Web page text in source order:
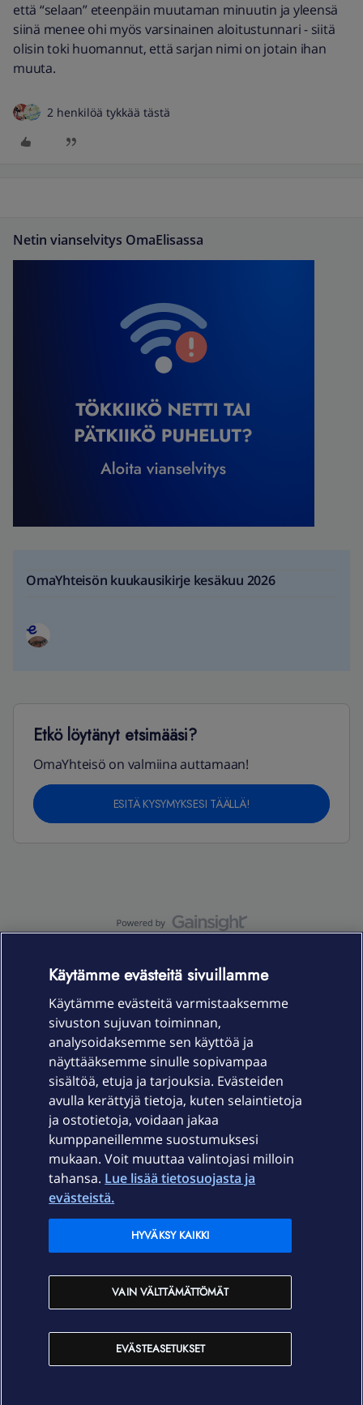
että “selaan” eteenpäin muutaman minuutin ja yleensä
siinä menee ohi myös varsinainen aloitustunnari - siitä
olisin toki huomannut, että sarjan nimi on jotain ihan
muuta.
2 henkilöä tykkää tästä
Netin vianselvitys OmaElisassa
OmaYhteisön kuukausikirje kesäkuu 2026
Etkö löytänyt etsimääsi?
OmaYhteisö on valmiina auttamaan!
ESITÄ KYSYMYKSESI TÄÄLLÄ!
Laitteet & liittymät
Palvelut
Ajankohtaista
Elisa Oyj
In English
Käytämme evästeitä sivuillamme
Käytämme evästeitä varmistaaksemme
sivuston sujuvan toiminnan,
analysoidaksemme sen käyttöä ja
näyttääksemme sinulle sopivampaa
sisältöä, etuja ja tarjouksia. Evästeiden
avulla kerättyjä tietoja, kuten selaintietoja
ja ostotietoja, voidaan jakaa
kumppaneillemme suostumuksesi
mukaan. Voit muuttaa valintojasi milloin
tahansa. Lue lisää tietosuojasta ja
evästeistä.
EVÄSTEASETUKSET
VAIN VÄLTTÄMÄTTÖMÄT
HYVÄKSY KAIKKI